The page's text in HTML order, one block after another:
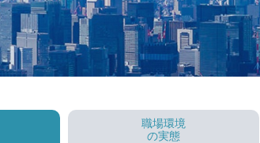
職場環境
の実態